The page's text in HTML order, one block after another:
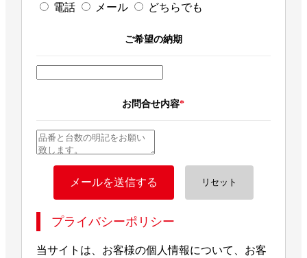
電話 メール どちらでも
ご希望の納期
お問合せ内容*
プライバシーポリシー
当サイトは、お客様の個人情報について、お客